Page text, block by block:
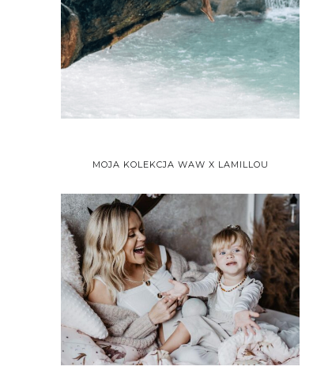
MOJA KOLEKCJA WAW X LAMILLOU